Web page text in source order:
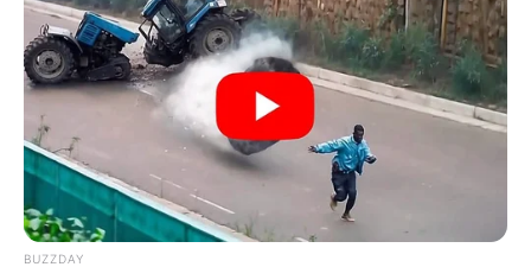
🚫Bloqueio de solicitações suspeitas
Nos três primeiros meses de 2025,
mais de 12,7 milhões de
tentativas de retirada de medicamentos com indícios de
irregularidade
foram bloqueadas — uma média superior a 140 mil
por dia.
VEJA TAMBÉM:
BUZZDAY